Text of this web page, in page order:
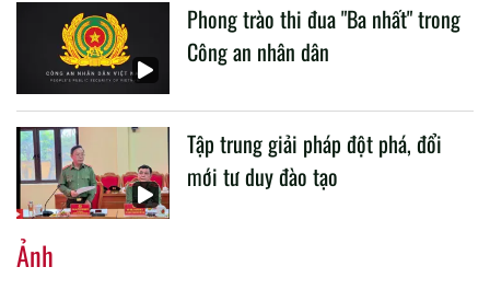
Phong trào thi đua "Ba nhất" trong
Công an nhân dân
Tập trung giải pháp đột phá, đổi
mới tư duy đào tạo
Ảnh